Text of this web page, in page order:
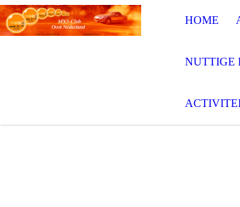
HOME
NUTTIGE